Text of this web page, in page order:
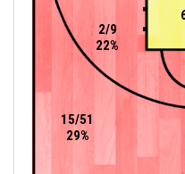
2/9
22%
15/51
29%